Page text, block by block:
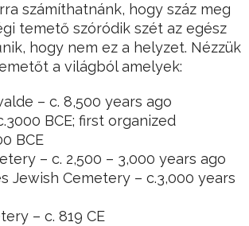
számíthatnánk, hogy száz meg
temető szóródik szét az egész
hogy nem ez a helyzet. Nézzük
a világból amelyek:
– c. 8,500 years ago
BCE; first organized
BCE
– c. 2,500 – 3,000 years ago
Jewish Cemetery – c.3,000 years
– c. 819 CE